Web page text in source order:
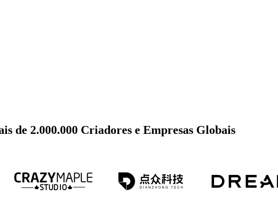
de 2.000.000 Criadores e Empresas Globais